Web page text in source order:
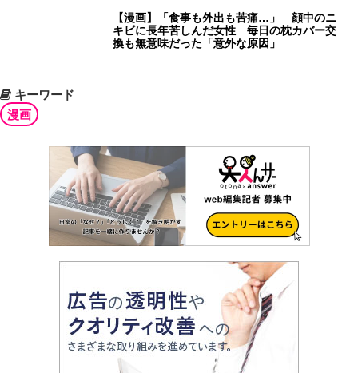
【漫画】「食事も外出も苦痛…」 顔中のニ
キビに長年苦しんだ女性 毎日の枕カバー交
換も無意味だった「意外な原因」
キーワード
漫画